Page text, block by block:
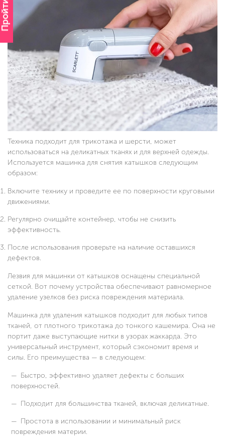
Техника подходит для трикотажа и шерсти, может
использоваться на деликатных тканях и для верхней одежды.
Используется машинка для снятия катышков следующим
образом:
Включите технику и проведите ее по поверхности круговыми
движениями.
Регулярно очищайте контейнер, чтобы не снизить
эффективность.
После использования проверьте на наличие оставшихся
дефектов.
Лезвия для машинки от катышков оснащены специальной
сеткой. Вот почему устройства обеспечивают равномерное
удаление узелков без риска повреждения материала.
Машинка для удаления катышков подходит для любых типов
тканей, от плотного трикотажа до тонкого кашемира. Она не
портит даже выступающие нитки в узорах жаккарда. Это
универсальный инструмент, который сэкономит время и
силы. Его преимущества — в следующем:
Быстро, эффективно удаляет дефекты с больших
поверхностей.
Подходит для большинства тканей, включая деликатные.
Простота в использовании и минимальный риск
повреждения материи.